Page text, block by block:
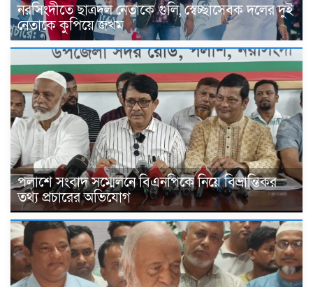
নরসিংদীতে ছাত্রদল নেতাকে গুলি, স্বেচ্ছাসেবক দলের দুই
নেতাকে কুপিয়ে জখম
পলাশে সংবাদ সম্মেলনে বিএনপিকে নিয়ে বিভ্রান্তিকর
তথ্য প্রচারের অভিযোগ